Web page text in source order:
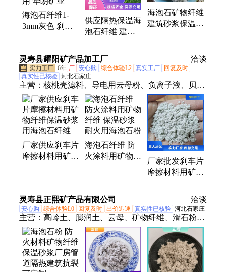
木粉
海泡石纤维1-
3mm灰色 刹车
用 华朗矿业
供应隔热保温海
泡石纤维 建筑
维 一级海泡石
绒长绒
海泡石矿物纤维
建筑砂浆保温隔
灵寿县耀阳矿产品加工厂 洽谈
6年 厂 安心购 综合体验L2 真实工厂
回复及时
真实性已核验 河北石家庄
主营： 核桃壳滤料、导电用云母粉、负离子液、贝壳
粉
厂家供应刹车片
摩擦材料用矿物
海泡石纤维 防
火涂料用矿物纤
厂家批发刹车片
摩擦材料用矿物
灵寿县正熙矿产品有限公司 洽谈
安心购 综合体验L0 回复及时 出价迅速 真实性已核验 河北石家庄
主营： 高岭土、膨润土、云母、矿物纤维、滑石粉、
重晶石、碳酸钙、硅灰粉、白炭黑、玻璃粉、金刚
砂、蛭石、彩色树皮、喜马拉雅盐、硅藻土、陶瓷
砂、麦饭石